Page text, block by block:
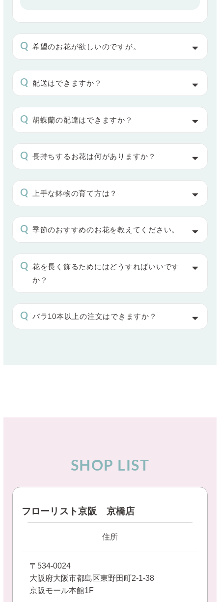
希望のお花が欲しいのですが。
配送はできますか？
胡蝶蘭の配達はできますか？
長持ちするお花は何がありますか？
上手な鉢物の育て方は？
季節のおすすめのお花を教えてください。
花を長く飾るためにはどうすればいいです
か？
バラ10本以上の注文はできますか？
SHOP LIST
フローリスト京阪 京橋店
住所
〒534-0024
大阪府大阪市都島区東野田町2-1-38
京阪モール本館1F